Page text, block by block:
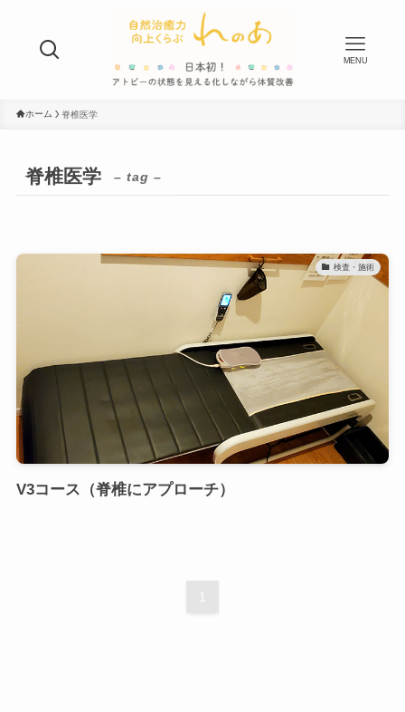
MENU
ホーム 脊椎医学
脊椎医学 – tag –
検査・施術
V3コース（脊椎にアプローチ）